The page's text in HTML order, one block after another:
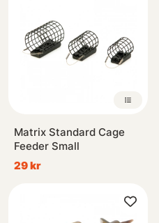
Matrix Standard Cage
Feeder Small
29 kr